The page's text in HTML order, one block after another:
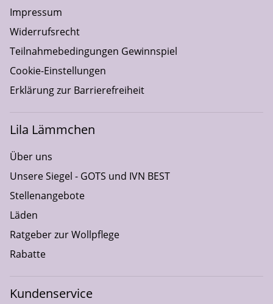
Impressum
Widerrufsrecht
Teilnahmebedingungen Gewinnspiel
Cookie-Einstellungen
Erklärung zur Barrierefreiheit
Lila Lämmchen
Über uns
Unsere Siegel - GOTS und IVN BEST
Stellenangebote
Läden
Ratgeber zur Wollpflege
Rabatte
Kundenservice